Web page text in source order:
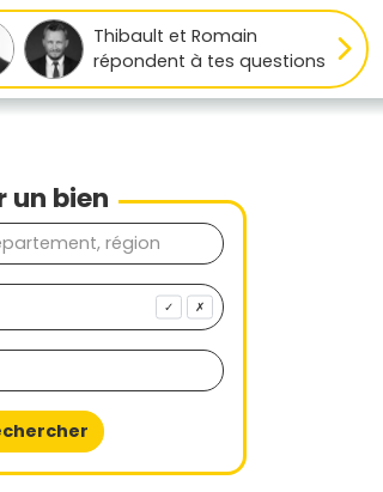
Thibault et Romain
répondent à tes questions
un bien
✓ ✗